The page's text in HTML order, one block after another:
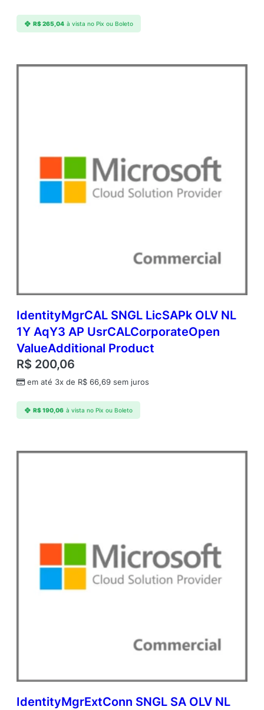
a
R$265,04 à vista no Pix ou Boleto
IdentityMgrCAL SNGL LicSAPk OLV NL
1Y AqY3 AP UsrCALCorporateOpen
ValueAdditional Product
R$ 200,06
em até 3x de R$ 66,69 sem juros
R$190,06 à vista no Pix ou Boleto
IdentityMgrExtConn SNGL SA OLV NL